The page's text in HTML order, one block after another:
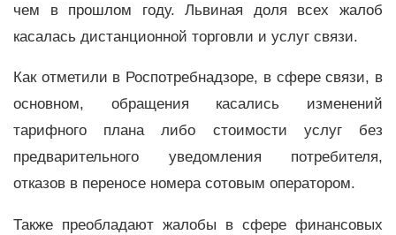
чем в прошлом году. Львиная доля всех жалоб
касалась дистанционной торговли и услуг связи.
Как отметили в Роспотребнадзоре, в сфере связи, в
основном, обращения касались изменений
тарифного плана либо стоимости услуг без
предварительного уведомления потребителя,
отказов в переносе номера сотовым оператором.
Также преобладают жалобы в сфере финансовых